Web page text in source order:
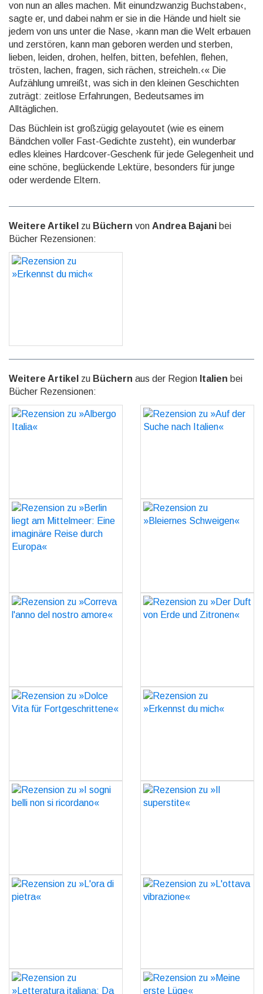
von nun an alles machen. Mit einund­zwanzig Buch­staben‹,
sagte er, und dabei nahm er sie in die Hände und hielt sie
jedem von uns unter die Nase, ›kann man die Welt erbauen
und zer­stören, kann man geboren werden und sterben,
lieben, leiden, drohen, helfen, bitten, be­fehlen, flehen,
trösten, lachen, fragen, sich rächen, strei­cheln.‹« Die
Aufzählung umreißt, was sich in den kleinen Geschichten
zuträgt: zeitlose Erfahrungen, Bedeutsames im
Alltäglichen.
Das Büchlein ist großzügig gelayoutet (wie es einem
Bändchen voller Fast-Gedichte zusteht), ein wunder­bar
edles kleines Hardcover-Geschenk für jede Ge­legen­heit und
eine schöne, be­glückende Lektüre, beson­ders für junge
oder werdende Eltern.
Weitere Artikel zu Büchern von Andrea Bajani bei
Bücher Rezensionen:
Rezension zu »Erkennst
du mich«
Weitere Artikel zu Büchern aus der Region Italien bei
Bücher Rezensionen:
Rezension zu »Albergo
Rezension zu »Auf der
Suche nach Italien«
Rezension zu »Berlin liegt
am Mittelmeer: Eine
imaginäre Reise durch
Rezension zu »Bleiernes
Schweigen«
Rezension zu »Correva
l'anno del nostro amore«
Rezension zu »Der Duft
von Erde und Zitronen«
Rezension zu »Dolce Vita
für Fortgeschrittene«
Rezension zu »Erkennst
du mich«
Rezension zu »I sogni belli
non si ricordano«
Rezension zu »Il
superstite«
Rezension zu »L'ora di
Rezension zu »L'ottava
vibrazione«
Rezension zu
»Letteratura italiana: Da
Rezension zu »Meine
erste Lüge«